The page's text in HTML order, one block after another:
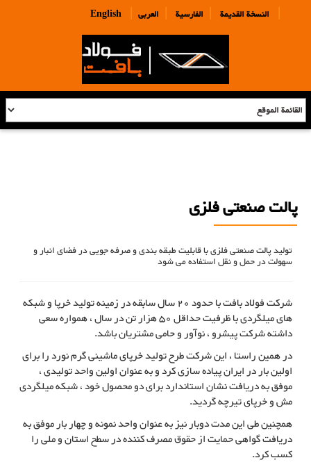
English| النسخة القديمة | الفارسية | العربی |
پالت صنعتی فلزی
تولید پالت صنعتی فلزی با قابلیت طبقه بندی و صرفه جویی در فضای انبار و
سهولت در حمل و نقل استفاده می شود
شرکت فولاد بافت با حدود 20 سال سابقه در زمینه تولید خرپا و شبکه
های میلگردی با ظرفیت حداقل 50 هزار تن در سال ، همواره سعی
داشته شرکت پیشرو ، نوآور و حامی مشتریان باشد.
در همین راستا ، این شرکت طرح تولید خرپای ماشینی گرم نورد را برای
اولین بار در ایران پیاده سازی کرد و به عنوان اولین واحد تولیدی ،
موفق به دریافت نشان استاندارد برای دو محصول خود ، شبکه میلگردی
مش و خرپای تیرچه گردید.
همچنین طی این مدت دوبار نیز به عنوان واحد نمونه و چهار بار موفق به
دریافت گواهی حمایت از حقوق مصرف کننده در سطح استان و ملی را
کسب کرد.